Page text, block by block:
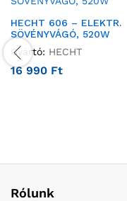
HECHT 606 – ELEKTR.
SÖVÉNYVÁGÓ, 520W
Gyártó: HECHT
16 990 Ft
Rólunk